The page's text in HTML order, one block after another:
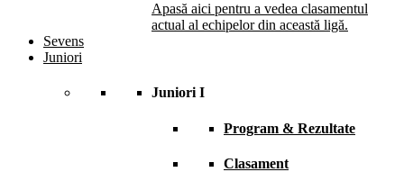
Apasă aici pentru a vedea clasamentul
actual al echipelor din această ligă.
Sevens
Juniori
Juniori I
Program & Rezultate
Clasament